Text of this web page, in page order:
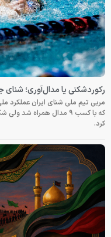
رکوردشکنی یا مدال‌آوری؛ شنای
مربی تیم ملی شنای ایران عملکرد
که با کسب ۹ مدال همراه شد
کرد.